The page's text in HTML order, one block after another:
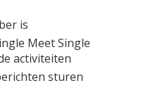
is
Meet Single
activiteiten
sturen